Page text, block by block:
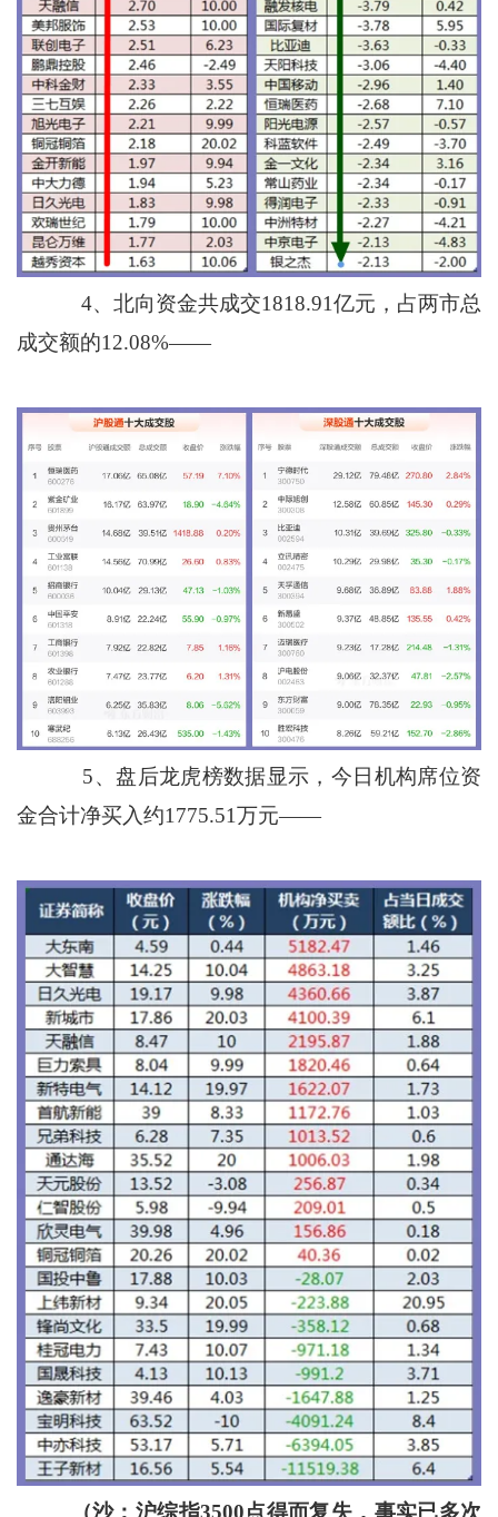
4、北向资金共成交1818.91亿元，占两市总
成交额的12.08%——
5、盘后龙虎榜数据显示，今日机构席位资
金合计净买入约1775.51万元——